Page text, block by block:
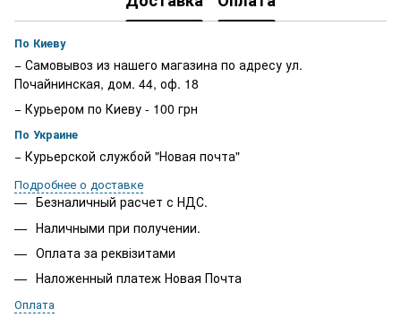
По Киеву
− Самовывоз из нашего магазина по адресу ул.
Почайнинская, дом. 44, оф. 18
− Курьером по Киеву - 100 грн
По Украине
− Курьерской службой "Новая почта"
Подробнее о доставке
Безналичный расчет с НДС.
Наличными при получении.
Оплата за реквізитами
Наложенный платеж Новая Почта
Оплата